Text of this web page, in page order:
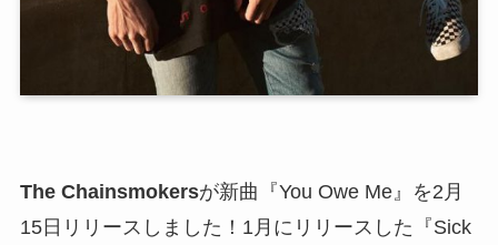
The Chainsmokersが新曲『You Owe Me』を2月
15日リリースしました！1月にリリースした『Sick